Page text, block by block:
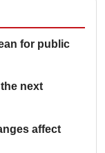
for public
next
affect